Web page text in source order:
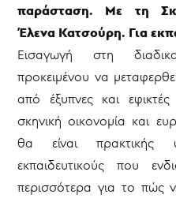
παράσταση. Με τη
Έλενα Κατσούρη. Για
Εισαγωγή στη
προκειμένου να
από έξυπνες και
σκηνική οικονομία και
θα είναι πρακτικής
εκπαιδευτικούς που
περισσότερα για το πώς